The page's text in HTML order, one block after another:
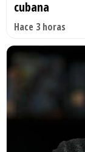
cubana
Hace 3 horas